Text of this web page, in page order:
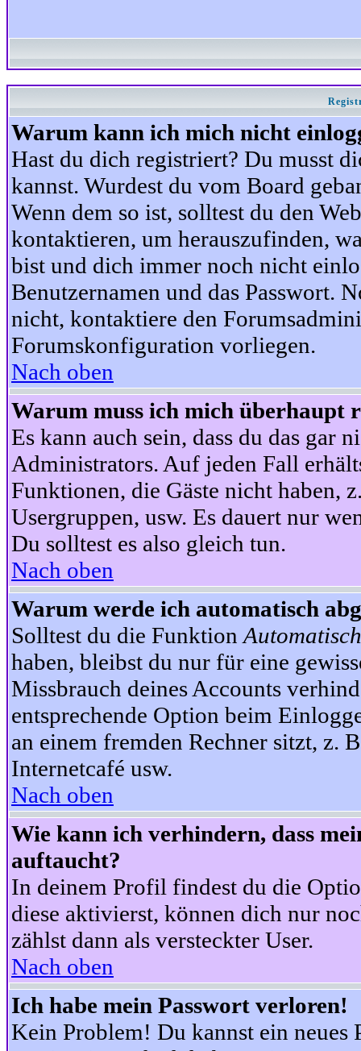
Warum kann ich mich nicht
Hast du dich registriert? Du musst
kannst. Wurdest du vom Board
Wenn dem so ist, solltest du den
kontaktieren, um herauszufinden,
bist und dich immer noch nicht
Benutzernamen und das Passwort.
nicht, kontaktiere den
Forumskonfiguration vorliegen.
Nach oben
Warum muss ich mich überhaupt
Es kann auch sein, dass du das gar
Administrators. Auf jeden Fall
Funktionen, die Gäste nicht haben,
Usergruppen, usw. Es dauert nur
Du solltest es also gleich tun.
Nach oben
Warum werde ich automatisch
Solltest du die Funktion
haben, bleibst du nur für eine
Missbrauch deines Accounts
entsprechende Option beim
an einem fremden Rechner sitzt, z.
Internetcafé usw.
Nach oben
Wie kann ich verhindern, dass
auftaucht?
In deinem Profil findest du die
diese aktivierst, können dich nur
zählst dann als versteckter User.
Nach oben
Ich habe mein Passwort verloren!
Kein Problem! Du kannst ein neues